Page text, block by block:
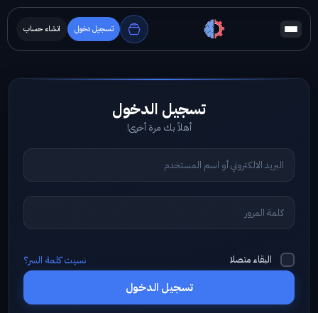
تسجيل دخول انشاء حساب
أهلاً بك مرة أخرى!
البقاء متصلا نسيت كلمة السر؟
تسجيل الدخول